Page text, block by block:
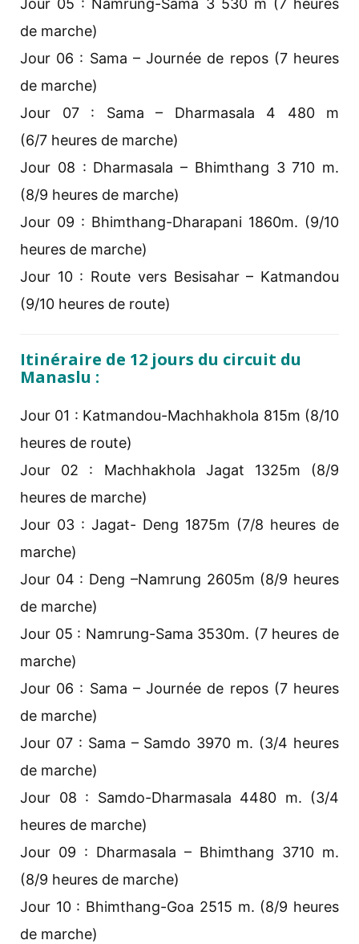
de marche)
Jour 06 : Sama – Journée de repos (7 heures
de marche)
Jour 07 : Sama – Dharmasala 4 480 m
(6/7 heures de marche)
Jour 08 : Dharmasala – Bhimthang 3 710 m.
(8/9 heures de marche)
Jour 09 : Bhimthang-Dharapani 1860m. (9/10
heures de marche)
Jour 10 : Route vers Besisahar – Katmandou
(9/10 heures de route)
Itinéraire de 12 jours du circuit du
Manaslu :
Jour 01 : Katmandou-Machhakhola 815m (8/10
heures de route)
Jour 02 : Machhakhola Jagat 1325m (8/9
heures de marche)
Jour 03 : Jagat- Deng 1875m (7/8 heures de
marche)
Jour 04 : Deng –Namrung 2605m (8/9 heures
de marche)
Jour 05 : Namrung-Sama 3530m. (7 heures de
marche)
Jour 06 : Sama – Journée de repos (7 heures
de marche)
Jour 07 : Sama – Samdo 3970 m. (3/4 heures
de marche)
Jour 08 : Samdo-Dharmasala 4480 m. (3/4
heures de marche)
Jour 09 : Dharmasala – Bhimthang 3710 m.
(8/9 heures de marche)
Jour 10 : Bhimthang-Goa 2515 m. (8/9 heures
de marche)